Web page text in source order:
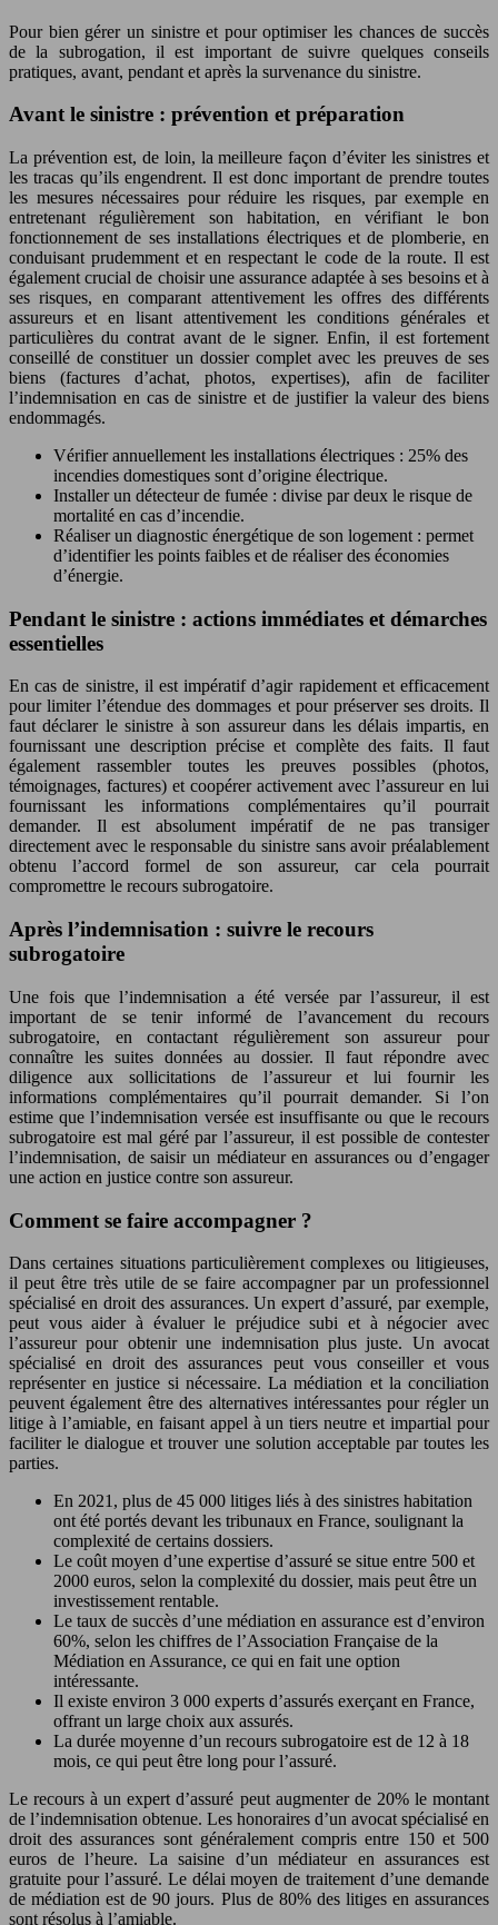
Pour bien gérer un sinistre et pour optimiser les chances de succès
de la subrogation, il est important de suivre quelques conseils
pratiques, avant, pendant et après la survenance du sinistre.
Avant le sinistre : prévention et préparation
La prévention est, de loin, la meilleure façon d’éviter les sinistres et
les tracas qu’ils engendrent. Il est donc important de prendre toutes
les mesures nécessaires pour réduire les risques, par exemple en
entretenant régulièrement son habitation, en vérifiant le bon
fonctionnement de ses installations électriques et de plomberie, en
conduisant prudemment et en respectant le code de la route. Il est
également crucial de choisir une assurance adaptée à ses besoins et à
ses risques, en comparant attentivement les offres des différents
assureurs et en lisant attentivement les conditions générales et
particulières du contrat avant de le signer. Enfin, il est fortement
conseillé de constituer un dossier complet avec les preuves de ses
biens (factures d’achat, photos, expertises), afin de faciliter
l’indemnisation en cas de sinistre et de justifier la valeur des biens
endommagés.
Vérifier annuellement les installations électriques : 25% des
incendies domestiques sont d’origine électrique.
Installer un détecteur de fumée : divise par deux le risque de
mortalité en cas d’incendie.
Réaliser un diagnostic énergétique de son logement : permet
d’identifier les points faibles et de réaliser des économies
d’énergie.
Pendant le sinistre : actions immédiates et démarches
essentielles
En cas de sinistre, il est impératif d’agir rapidement et efficacement
pour limiter l’étendue des dommages et pour préserver ses droits. Il
faut déclarer le sinistre à son assureur dans les délais impartis, en
fournissant une description précise et complète des faits. Il faut
également rassembler toutes les preuves possibles (photos,
témoignages, factures) et coopérer activement avec l’assureur en lui
fournissant les informations complémentaires qu’il pourrait
demander. Il est absolument impératif de ne pas transiger
directement avec le responsable du sinistre sans avoir préalablement
obtenu l’accord formel de son assureur, car cela pourrait
compromettre le recours subrogatoire.
Après l’indemnisation : suivre le recours
subrogatoire
Une fois que l’indemnisation a été versée par l’assureur, il est
important de se tenir informé de l’avancement du recours
subrogatoire, en contactant régulièrement son assureur pour
connaître les suites données au dossier. Il faut répondre avec
diligence aux sollicitations de l’assureur et lui fournir les
informations complémentaires qu’il pourrait demander. Si l’on
estime que l’indemnisation versée est insuffisante ou que le recours
subrogatoire est mal géré par l’assureur, il est possible de contester
l’indemnisation, de saisir un médiateur en assurances ou d’engager
une action en justice contre son assureur.
Comment se faire accompagner ?
Dans certaines situations particulièrement complexes ou litigieuses,
il peut être très utile de se faire accompagner par un professionnel
spécialisé en droit des assurances. Un expert d’assuré, par exemple,
peut vous aider à évaluer le préjudice subi et à négocier avec
l’assureur pour obtenir une indemnisation plus juste. Un avocat
spécialisé en droit des assurances peut vous conseiller et vous
représenter en justice si nécessaire. La médiation et la conciliation
peuvent également être des alternatives intéressantes pour régler un
litige à l’amiable, en faisant appel à un tiers neutre et impartial pour
faciliter le dialogue et trouver une solution acceptable par toutes les
parties.
En 2021, plus de 45 000 litiges liés à des sinistres habitation
ont été portés devant les tribunaux en France, soulignant la
complexité de certains dossiers.
Le coût moyen d’une expertise d’assuré se situe entre 500 et
2000 euros, selon la complexité du dossier, mais peut être un
investissement rentable.
Le taux de succès d’une médiation en assurance est d’environ
60%, selon les chiffres de l’Association Française de la
Médiation en Assurance, ce qui en fait une option
intéressante.
Il existe environ 3 000 experts d’assurés exerçant en France,
offrant un large choix aux assurés.
La durée moyenne d’un recours subrogatoire est de 12 à 18
mois, ce qui peut être long pour l’assuré.
Le recours à un expert d’assuré peut augmenter de 20% le montant
de l’indemnisation obtenue. Les honoraires d’un avocat spécialisé en
droit des assurances sont généralement compris entre 150 et 500
euros de l’heure. La saisine d’un médiateur en assurances est
gratuite pour l’assuré. Le délai moyen de traitement d’une demande
de médiation est de 90 jours. Plus de 80% des litiges en assurances
sont résolus à l’amiable.